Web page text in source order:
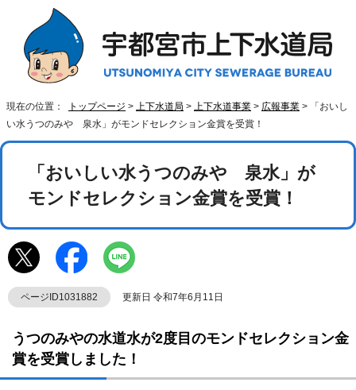
現在の位置： トップページ > 上下水道局 > 上下水道事業 > 広報事業 > 「おいし
い水うつのみや 泉水」がモンドセレクション金賞を受賞！
「おいしい水うつのみや 泉水」が
モンドセレクション金賞を受賞！
ページID1031882 更新日 令和7年6月11日
うつのみやの水道水が2度目のモンドセレクション金
賞を受賞しました！